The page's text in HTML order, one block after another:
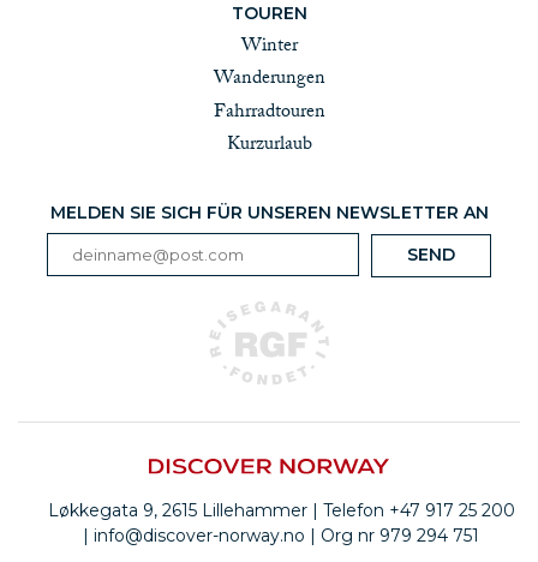
TOUREN
Winter
Wanderungen
Fahrradtouren
Kurzurlaub
MELDEN SIE SICH FÜR UNSEREN NEWSLETTER AN
Løkkegata 9, 2615 Lillehammer | Telefon +47 917 25 200
| info@discover-norway.no | Org nr 979 294 751